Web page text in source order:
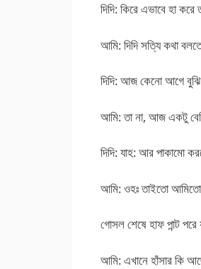
দিদি: কিরে এভাবে হা করে
আমি: দিদি সত্যি কথা
দিদি: আজ কেনো আগে
আমি: তা না, আজ একটু
দিদি: যাহ: আর পাকামো
আমি: ওহঃ তাইতো আমিতো
গোসল শেষে হাফ পান্ট
আমি: এখানে হাঁসার কি